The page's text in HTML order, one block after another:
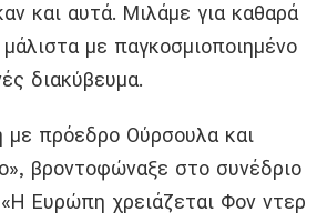
και αυτά. Μιλάμε για καθαρά
με παγκοσμιοποιημένο
διακύβευμα.
πρόεδρο Ούρσουλα και
βροντοφώναξε στο συνέδριο
Ευρώπη χρειάζεται Φον ντερ